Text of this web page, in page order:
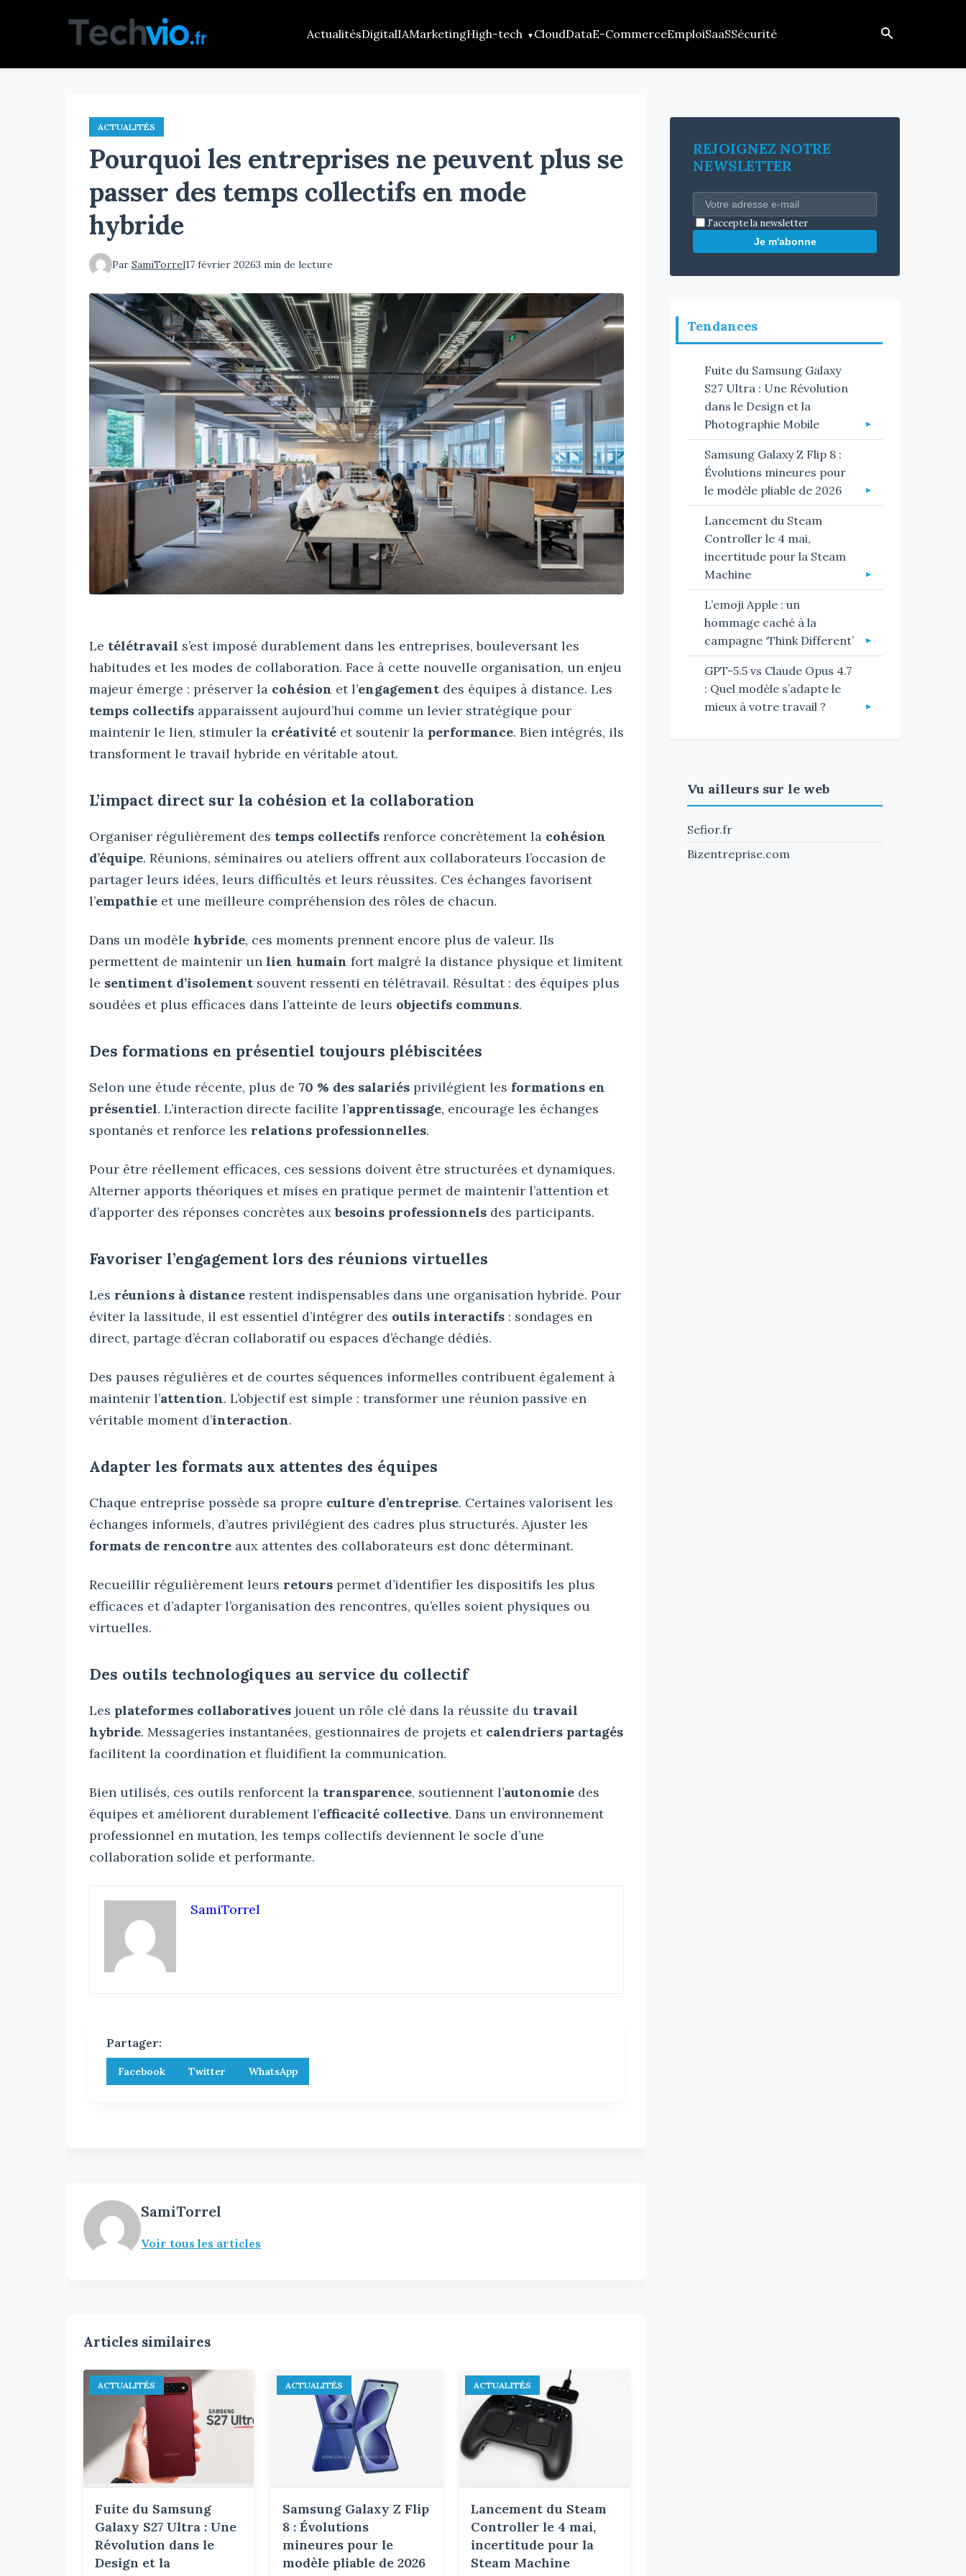
ActualitésDigitalIAMarketingHigh-tech CloudDataE-CommerceEmploiSaaSSécurité
ACTUALITÉS
Pourquoi les entreprises ne peuvent plus se
passer des temps collectifs en mode
hybride
Par SamiTorrel17 février 20263 min de lecture
Le télétravail s’est imposé durablement dans les entreprises, bouleversant les
habitudes et les modes de collaboration. Face à cette nouvelle organisation, un enjeu
majeur émerge : préserver la cohésion et l’engagement des équipes à distance. Les
temps collectifs apparaissent aujourd’hui comme un levier stratégique pour
maintenir le lien, stimuler la créativité et soutenir la performance. Bien intégrés, ils
transforment le travail hybride en véritable atout.
L’impact direct sur la cohésion et la collaboration
Organiser régulièrement des temps collectifs renforce concrètement la cohésion
d’équipe. Réunions, séminaires ou ateliers offrent aux collaborateurs l’occasion de
partager leurs idées, leurs difficultés et leurs réussites. Ces échanges favorisent
l’empathie et une meilleure compréhension des rôles de chacun.
Dans un modèle hybride, ces moments prennent encore plus de valeur. Ils
permettent de maintenir un lien humain fort malgré la distance physique et limitent
le sentiment d’isolement souvent ressenti en télétravail. Résultat : des équipes plus
soudées et plus efficaces dans l’atteinte de leurs objectifs communs.
Des formations en présentiel toujours plébiscitées
Selon une étude récente, plus de 70 % des salariés privilégient les formations en
présentiel. L’interaction directe facilite l’apprentissage, encourage les échanges
spontanés et renforce les relations professionnelles.
Pour être réellement efficaces, ces sessions doivent être structurées et dynamiques.
Alterner apports théoriques et mises en pratique permet de maintenir l’attention et
d’apporter des réponses concrètes auxbesoins professionnels des participants.
Favoriser l’engagement lors des réunions virtuelles
Les réunions à distance restent indispensables dans une organisation hybride. Pour
éviter la lassitude, il est essentiel d’intégrer des outils interactifs : sondages en
direct, partage d’écran collaboratif ou espaces d’échange dédiés.
Des pauses régulières et de courtes séquences informelles contribuent également à
maintenir l’attention. L’objectif est simple : transformer une réunion passive en
véritable moment d’interaction.
Adapter les formats aux attentes des équipes
Chaque entreprise possède sa propre culture d’entreprise. Certaines valorisent les
échanges informels, d’autres privilégient des cadres plus structurés. Ajuster les
formats de rencontre aux attentes des collaborateurs est donc déterminant.
Recueillir régulièrement leurs retours permet d’identifier les dispositifs les plus
efficaces et d’adapter l’organisation des rencontres, qu’elles soient physiques ou
virtuelles.
Des outils technologiques au service du collectif
Les plateformes collaboratives jouent un rôle clé dans la réussite du travail
hybride. Messageries instantanées, gestionnaires de projets et calendriers partagés
facilitent la coordination et fluidifient la communication.
Bien utilisés, ces outils renforcent la transparence, soutiennent l’autonomie des
équipes et améliorent durablement l’efficacité collective. Dans un environnement
professionnel en mutation, les temps collectifs deviennent le socle d’une
collaboration solide et performante.
SamiTorrel
Partager:
Facebook Twitter WhatsApp
SamiTorrel
Voir tous les articles
Articles similaires
ACTUALITÉS
Fuite du Samsung
Galaxy S27 Ultra : Une
Révolution dans le
Design et la
ACTUALITÉS
Samsung Galaxy Z Flip
8 : Évolutions
mineures pour le
modèle pliable de 2026
ACTUALITÉS
Lancement du Steam
Controller le 4 mai,
incertitude pour la
Steam Machine
REJOIGNEZ NOTRE
NEWSLETTER
J'accepte la newsletter
Je m'abonne
Tendances
Fuite du Samsung Galaxy
S27 Ultra : Une Révolution
dans le Design et la
Photographie Mobile
Samsung Galaxy Z Flip 8 :
Évolutions mineures pour
le modèle pliable de 2026
Lancement du Steam
Controller le 4 mai,
incertitude pour la Steam
Machine
L’emoji Apple : un
hommage caché à la
campagne ‘Think Different’
GPT-5.5 vs Claude Opus 4.7
: Quel modèle s’adapte le
mieux à votre travail ?
Vu ailleurs sur le web
Sefior.fr
Bizentreprise.com